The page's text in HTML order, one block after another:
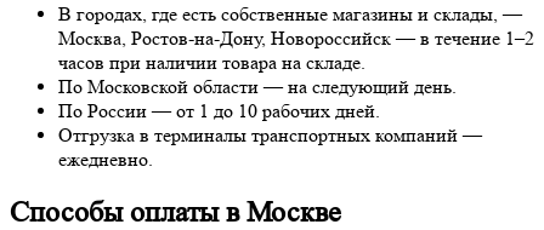
В городах, где есть собственные магазины и склады, —
Москва, Ростов-на-Дону, Новороссийск — в течение 1–2
часов при наличии товара на складе.
По Московской области — на следующий день.
По России — от 1 до 10 рабочих дней.
Отгрузка в терминалы транспортных компаний —
ежедневно.
Способы оплаты в Москве